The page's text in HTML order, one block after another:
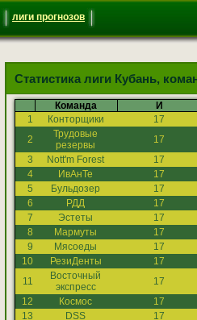
лиги прогнозов
Статистика лиги Кубань,
Команда
И
1
Конторщики
17
2
Трудовые
резервы
17
3
Nott'm Forest
17
4
ИвАнТе
17
5
Бульдозер
17
6
РДД
17
7
Эстеты
17
8
Мармуты
17
9
Мясоеды
17
10
РезиДенты
17
11
Восточный
экспресс
17
12
Космос
17
13
DSS
17